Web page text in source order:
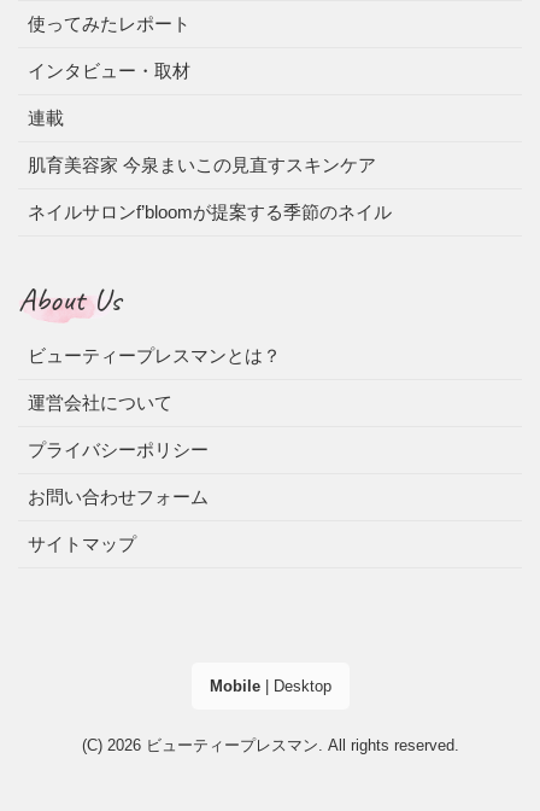
使ってみたレポート
インタビュー・取材
連載
肌育美容家 今泉まいこの見直すスキンケア
ネイルサロンf’bloomが提案する季節のネイル
About Us
ビューティープレスマンとは？
運営会社について
プライバシーポリシー
お問い合わせフォーム
サイトマップ
Mobile| Desktop
(C) 2026 ビューティープレスマン . All rights reserved.